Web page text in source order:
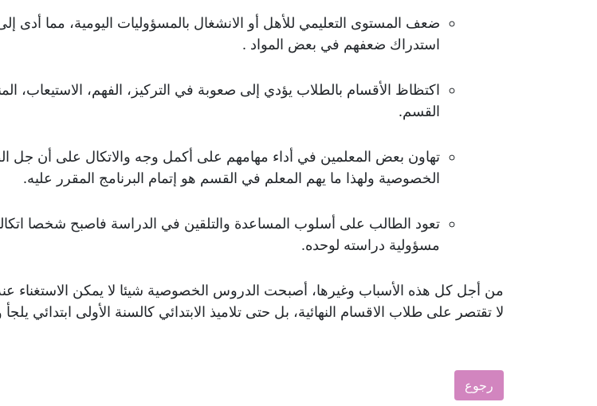
ضعف المستوى التعليمي للأهل أو الانشغال بالمسؤوليات اليومية، مما أدى
استدراك ضعفهم في بعض المواد .
اكتظاظ الأقسام بالطلاب يؤدي إلى صعوبة في التركيز، الفهم، الاستيعاب،
القسم.
تهاون بعض المعلمين في أداء مهامهم على أكمل وجه والاتكال على أن جل
الخصوصية ولهذا ما يهم المعلم في القسم هو إتمام البرنامج المقرر عليه.
تعود الطالب على أسلوب المساعدة والتلقين في الدراسة فاصبح شخصا
مسؤولية دراسته لوحده.
من أجل كل هذه الأسباب وغيرها، أصبحت الدروس الخصوصية شيئا لا يمكن الاستغناء
لا تقتصر على طلاب الاقسام النهائية، بل حتى تلاميذ الابتدائي كالسنة الأولى ابتدائي يلجأ
رجوع